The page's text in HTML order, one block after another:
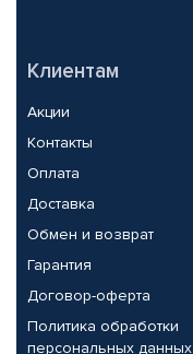
Клиентам
Акции
Контакты
Оплата
Доставка
Обмен и возврат
Гарантия
Договор-оферта
Политика обработки
персональных данных